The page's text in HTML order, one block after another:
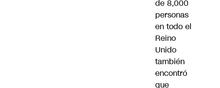
de 8,000
personas
en todo el
Reino
Unido
también
encontró
que